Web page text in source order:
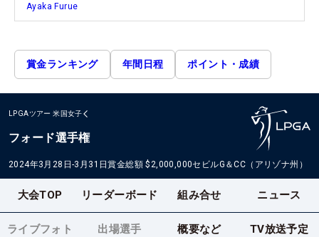
Ayaka Furue
賞金ランキング 年間日程 ポイント・成績
LPGAツアー 米国女子
フォード選手権
2024年3月28日-3月31日賞金総額 $2,000,000セビルG＆CC（アリゾナ州）
大会TOP リーダーボード 組み合せ ニュース
ライブフォト 出場選手 概要など TV放送予定